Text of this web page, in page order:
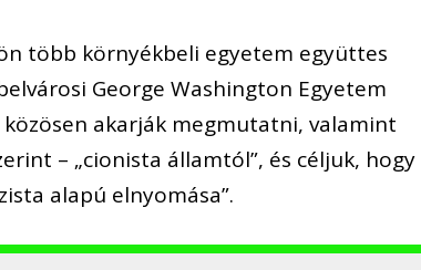
több környékbeli egyetem együttes
George Washington Egyetem
akarják megmutatni, valamint
– „cionista államtól”, és céljuk, hogy
alapú elnyomása”.